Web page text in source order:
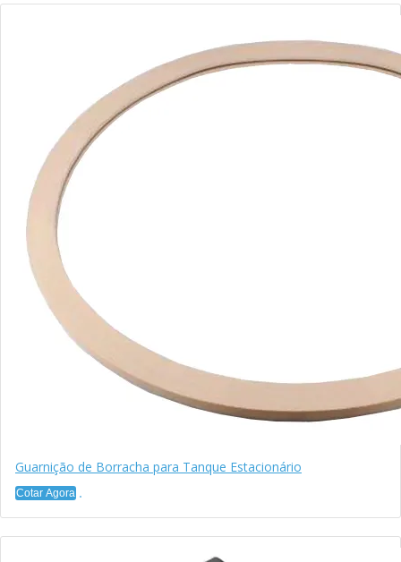
Guarnição de Borracha para Tanque Estacionário
Cotar Agora